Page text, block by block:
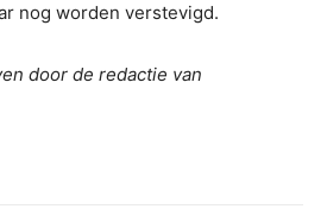
nog worden verstevigd.
door de redactie van